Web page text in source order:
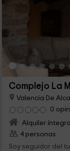
Complejo La
Valencia De
0
Alquiler íntegro
4 personas
Soy seguidor del